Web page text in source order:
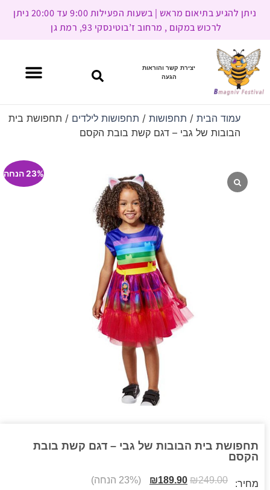
ניתן להגיע בתיאום מראש | בשעות הפעילות 9:00 עד 20:00 ניתן
לרכוש במקום , מרחוב ז’בוטינסקי 93, רמת גן
יצירת קשר והוראות
הגעה
עמוד הבית/ תחפושות/ תחפושות לילדים / תחפושת בית
הבובות של גבי – דגם קשת בובת הקסם
23% הנחה
תחפושת בית הבובות של גבי – דגם קשת בובת
הקסם
מחיר: ₪249.00
₪189.90 (23% הנחה)